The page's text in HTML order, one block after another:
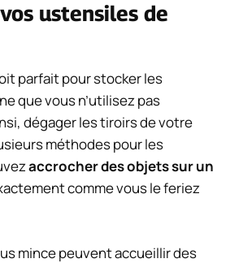
ustensiles de
parfait pour stocker les
que vous n’utilisez pas
dégager les tiroirs de votre
méthodes pour les
accrocher des objets sur un
comme vous le feriez
mince peuvent accueillir des